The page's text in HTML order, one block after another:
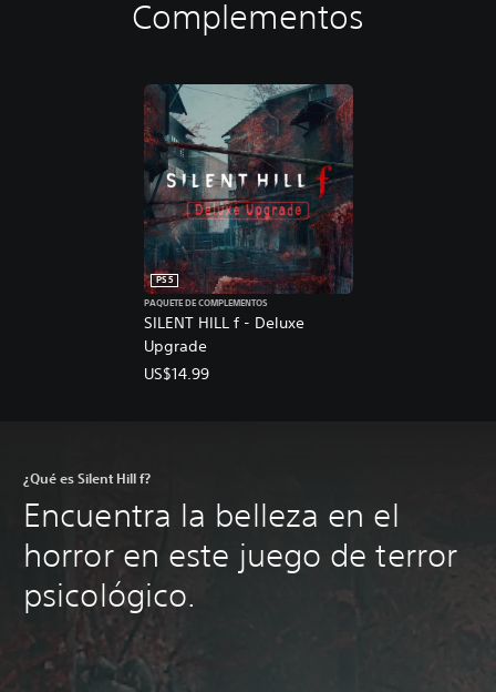
Complementos
SILENT HILL f - Deluxe
Upgrade
PS5
PAQUETE DE COMPLEMENTOS
US$14.99
¿Qué es Silent Hill f?
Encuentra la belleza en el
horror en este juego de terror
psicológico.